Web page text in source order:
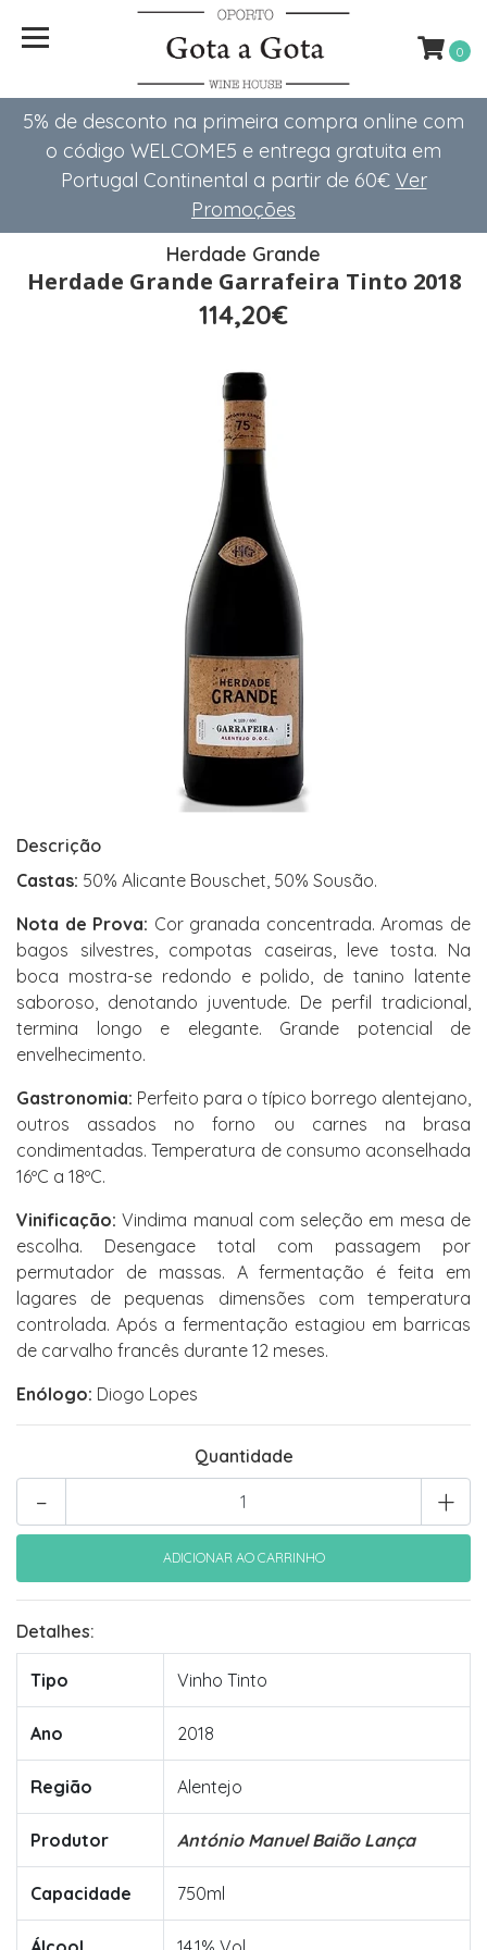
5% de desconto na primeira compra online com
o código WELCOME5 e entrega gratuita em
Portugal Continental a partir de 60€ Ver
Promoções
0
Herdade Grande
Herdade Grande Garrafeira Tinto 2018
114,20€
Descrição
Castas: 50% Alicante Bouschet, 50% Sousão.
Nota de Prova: Cor granada concentrada. Aromas de
bagos silvestres, compotas caseiras, leve tosta. Na
boca mostra-se redondo e polido, de tanino latente
saboroso, denotando juventude. De perfil tradicional,
termina longo e elegante. Grande potencial de
envelhecimento.
Gastronomia: Perfeito para o típico borrego alentejano,
outros assados no forno ou carnes na brasa
condimentadas. Temperatura de consumo aconselhada
16ºC a 18ºC.
Vinificação: Vindima manual com seleção em mesa de
escolha. Desengace total com passagem por
permutador de massas. A fermentação é feita em
lagares de pequenas dimensões com temperatura
controlada. Após a fermentação estagiou em barricas
de carvalho francês durante 12 meses.
Enólogo: Diogo Lopes
Quantidade
+
-
Detalhes:
Tipo Vinho Tinto
Ano 2018
Região Alentejo
Produtor António Manuel Baião Lança
Capacidade 750ml